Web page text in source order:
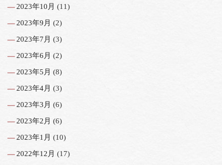
2023年10月 (11)
2023年9月 (2)
2023年7月 (3)
2023年6月 (2)
2023年5月 (8)
2023年4月 (3)
2023年3月 (6)
2023年2月 (6)
2023年1月 (10)
2022年12月 (17)